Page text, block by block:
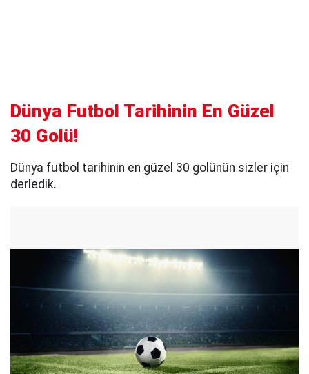
Dünya Futbol Tarihinin En Güzel
30 Golü!
Dünya futbol tarihinin en güzel 30 golünün sizler için
derledik.